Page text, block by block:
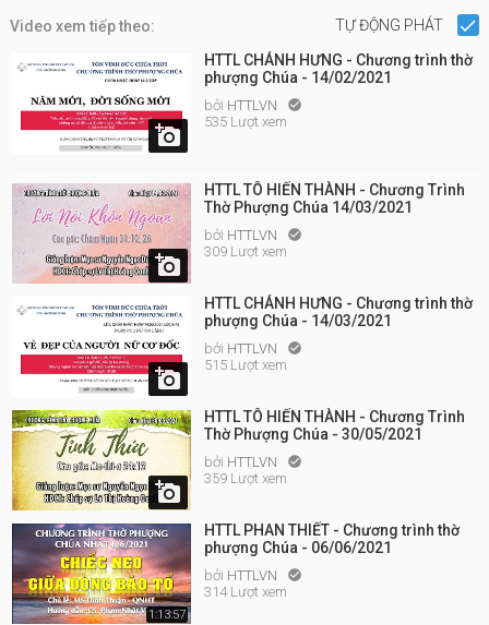
Video xem tiếp theo: TỰ ĐỘNG PHÁT

HTTL CHÁNH HƯNG - Chương trình thờ
phượng Chúa - 14/02/2021
bởi HTTLVN 
535 Lượt xem

HTTL TÔ HIẾN THÀNH - Chương Trình
Thờ Phượng Chúa 14/03/2021
bởi HTTLVN 
309 Lượt xem

HTTL CHÁNH HƯNG - Chương trình thờ
phượng Chúa - 14/03/2021
bởi HTTLVN 
515 Lượt xem

HTTL TÔ HIẾN THÀNH - Chương Trình
Thờ Phượng Chúa - 30/05/2021
bởi HTTLVN 
359 Lượt xem
1:13:57
HTTL PHAN THIẾT - Chương trình thờ
phượng Chúa - 06/06/2021
bởi HTTLVN 
314 Lượt xem